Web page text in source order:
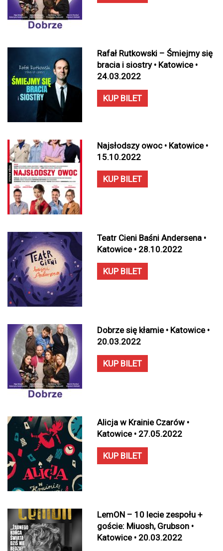
Rafał Rutkowski – Śmiejmy się
bracia i siostry • Katowice •
24.03.2022
KUP BILET
Najsłodszy owoc • Katowice •
15.10.2022
KUP BILET
Teatr Cieni Baśni Andersena •
Katowice • 28.10.2022
KUP BILET
Dobrze się kłamie • Katowice •
20.03.2022
KUP BILET
Alicja w Krainie Czarów •
Katowice • 27.05.2022
KUP BILET
LemON – 10 lecie zespołu +
goście: Miuosh, Grubson •
Katowice • 20.03.2022